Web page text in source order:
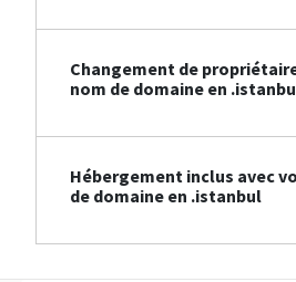
Changement de
nom de domaine en
Hébergement inclus avec
de domaine en .istanbul